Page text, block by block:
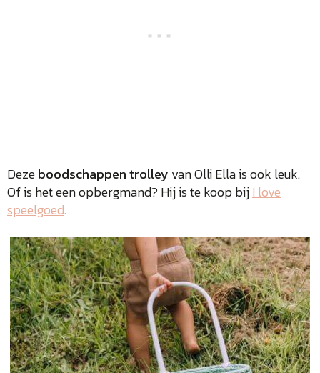
Dezeboodschappen trolley van Olli Ella is ook leuk.
Of is het een opbergmand? Hij is te koop bijI love
speelgoed.